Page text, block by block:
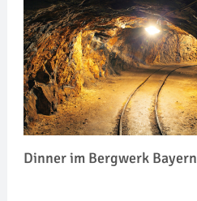
Dinner im Bergwerk Bayern